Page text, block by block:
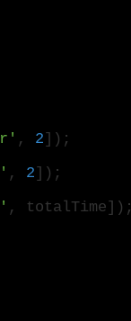
, 2 ]);
, 2 ]);
, totalTime]);